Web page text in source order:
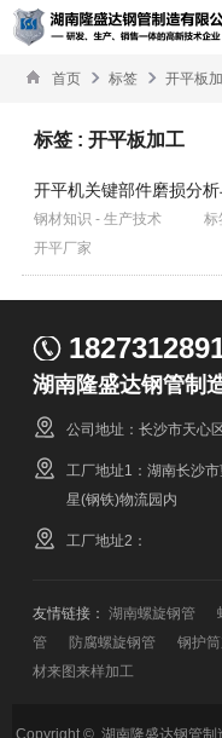
首页 标签 开平板
标签 : 开平板加工
开平机关键部件磨损分
钢材知识 - 生产技术
标
开平厂家
湖南隆盛达钢管制
公司地址：长沙市天心
工厂地址1：湖南长沙
星(钢铁)物流园内
工厂地址2：
友情链接：湖南螺旋钢管
管
防腐螺旋钢管 钢护
材来图来样加工
Copyright © 湖南隆盛达钢管